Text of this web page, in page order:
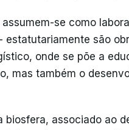
se como
estatutariamente são
onde se põe a
mas também o
biosfera, associado ao